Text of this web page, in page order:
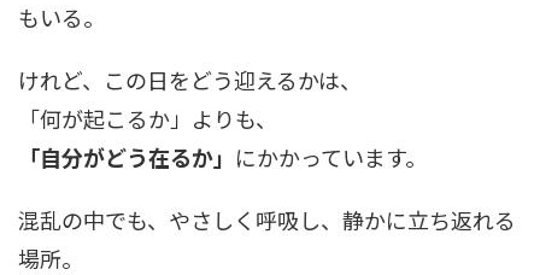
もいる。
けれど、この日をどう迎えるかは、
「何が起こるか」よりも、
「自分がどう在るか」 にかかっています。
混乱の中でも、やさしく呼吸し、静かに立ち返れる
場所。